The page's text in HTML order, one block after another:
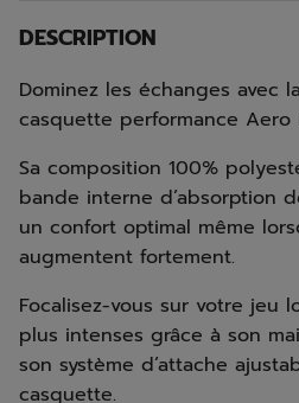
DESCRIPTION
Dominez les échanges avec
casquette performance Aero
Sa composition 100%
bande interne d’absorption
un confort optimal même
augmentent fortement.
Focalisez-vous sur votre jeu
plus intenses grâce à son
son système d’attache
casquette.